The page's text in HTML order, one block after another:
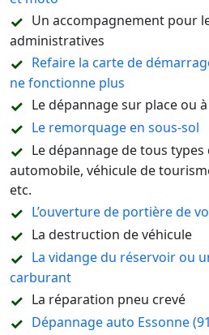
Un accompagnement pour
administratives
Refaire la carte de
ne fonctionne plus
Le dépannage sur place ou
Le remorquage en sous-sol
Le dépannage de tous types
automobile, véhicule de
etc.
L’ouverture de portière de
La destruction de véhicule
La vidange du réservoir ou
carburant
La réparation pneu crevé
Dépannage auto Essonne